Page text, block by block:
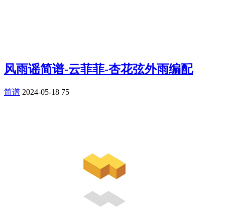
风雨谣简谱-云菲菲-杏花弦外雨编配
简谱 2024-05-18 75